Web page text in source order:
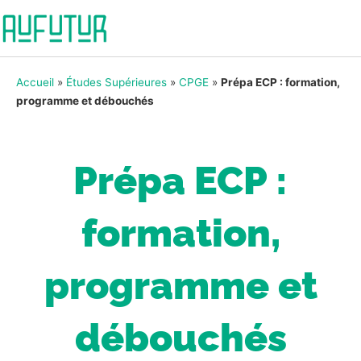
Accueil » Études Supérieures » CPGE » Prépa ECP : formation,
programme et débouchés
Prépa ECP :
formation,
programme et
débouchés